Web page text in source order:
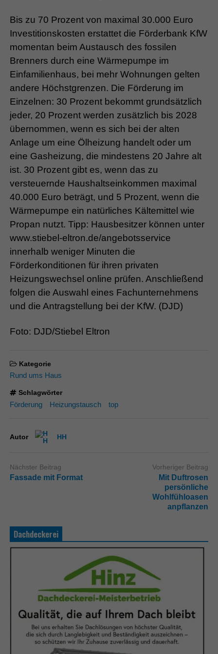
Bis zu 70 Prozent von maximal 30.000 Euro
Investitionskosten erstattet die Förderbank KfW
momentan beim Austausch des fossilen
Brenners durch eine Wärmepumpe im
Einfamilienhaus, bei mehr Wohnungen gelten
andere Höchstgrenzen. Die Förderung im
Einzelnen: 30 Prozent bekommt grundsätzlich
jeder, 20 Prozent werden zusätzlich bis 2028
übernommen, wenn es sich bei der alten
Anlage um eine Ölheizung handelt oder um
eine Gasheizung, die mindestens 20 Jahre alt
ist. 30 Prozent gibt es, wenn das zu
versteuernde Haushaltseinkommen maximal
40.000 Euro beträgt, und 5 Prozent, wenn die
Wärmepumpe ein natürliches Kältemittel wie
Propan nutzt. Tipp: Hausbesitzer können unter
www.stiebel-eltron.de/angebotsservice
innerhalb weniger Minuten die
Förderkonditionen für ihren privaten
Heizungswechsel online prüfen. Anschließend
folgen die Auswahl eines Fachunternehmens
und die Antragstellung bei der KfW. (DJD)
Foto: DJD/Stiebel Eltron
Kategorie
Rund ums Haus
Schlagwörter
Förderung Heizungstausch top
Autor HH
Nächster Beitrag
Fassade mit Format
Vorheriger Beitrag
Mit Duftrosen
persönliche
Wohlfühloasen
anpflanzen
Dachdeckerei